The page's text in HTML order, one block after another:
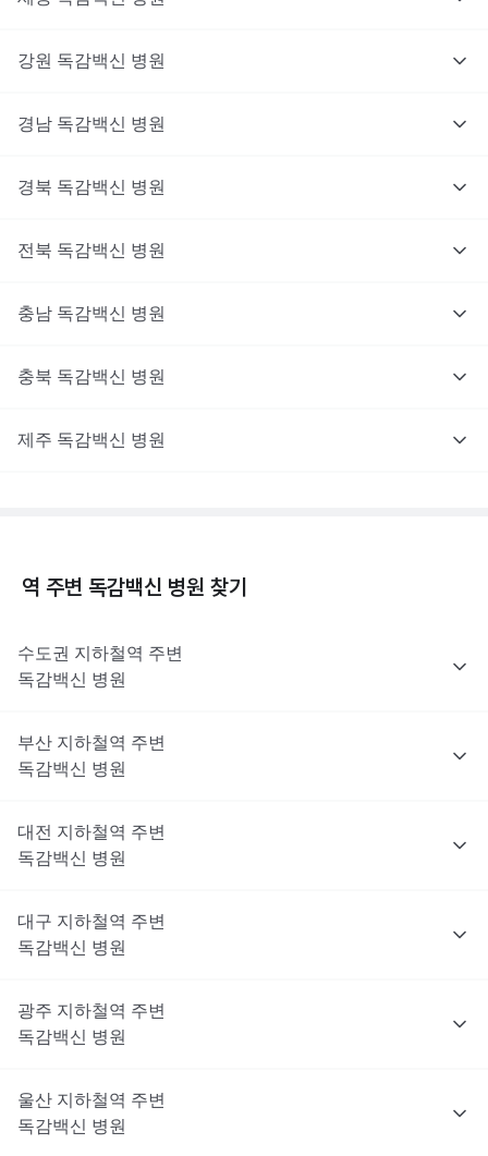
강원 독감백신 병원
경남 독감백신 병원
경북 독감백신 병원
전북 독감백신 병원
충남 독감백신 병원
충북 독감백신 병원
제주 독감백신 병원
역 주변 독감백신 병원 찾기
수도권 지하철역 주변
독감백신
병원
부산 지하철역 주변
독감백신
병원
대전 지하철역 주변
독감백신
병원
대구 지하철역 주변
독감백신
병원
광주 지하철역 주변
독감백신
병원
울산 지하철역 주변
독감백신
병원